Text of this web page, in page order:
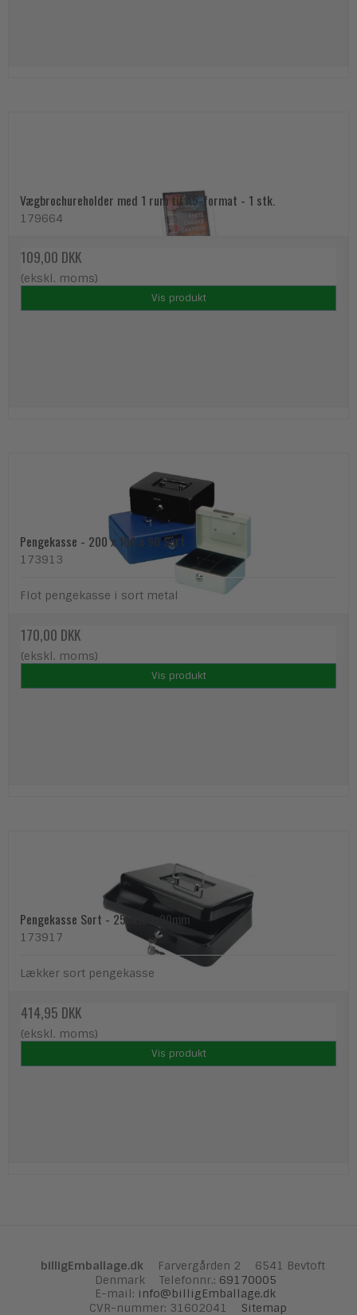
Vægbrochureholder med 1 rum til A5-format - 1 stk.
179664
109,00 DKK
(ekskl. moms)
Vis produkt
Pengekasse - 200 x 160 x 90 Sort
173913
Flot pengekasse i sort metal
170,00 DKK
(ekskl. moms)
Vis produkt
Pengekasse Sort - 250x180x90mm
173917
Lækker sort pengekasse
414,95 DKK
(ekskl. moms)
Vis produkt
billigEmballage.dk Farvergården 2
6541 Bevtoft
Denmark
Telefonnr.: 69170005
E-mail: info@billigEmballage.dk
CVR-nummer: 31602041 Sitemap